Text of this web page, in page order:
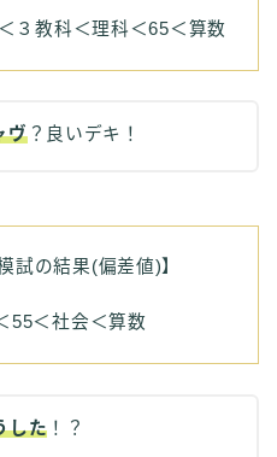
３教科＜理科＜65＜算数
ヴ？良いデキ！
試の結果(偏差値)】
55＜社会＜算数
した ！？